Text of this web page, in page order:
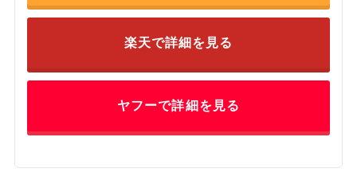
楽天で詳細を見る
ヤフーで詳細を見る